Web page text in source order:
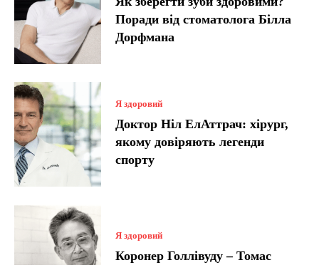
Поради від стоматолога Білла
Дорфмана
Я здоровий
Доктор Ніл ЕлАттрач: хірург,
якому довіряють легенди
спорту
Я здоровий
Коронер Голлівуду – Томас